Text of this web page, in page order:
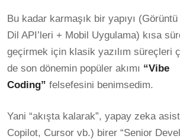
Bu kadar karmaşık bir yapıyı
Dil API’leri + Mobil Uygulama) kısa
geçirmek için klasik yazılım süreçleri
de son dönemin popüler akımı “Vibe
Coding” felsefesini benimsedim.
Yani “akışta kalarak”, yapay zeka
Copilot, Cursor vb.) birer “Senior